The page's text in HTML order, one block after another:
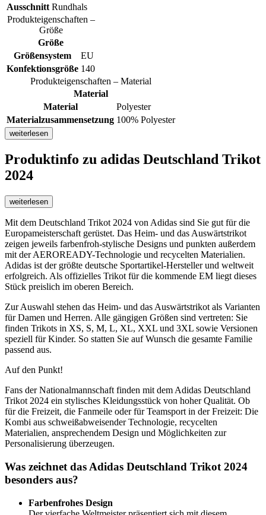
Ausschnitt Rundhals
Produkteigenschaften –
Größe
Größe
Größensystem
EU
Konfektionsgröße 140
Produkteigenschaften – Material
Material
Material
Polyester
Materialzusammensetzung 100% Polyester
weiterlesen
Produktinfo zu adidas Deutschland Trikot
2024
weiterlesen
Mit dem Deutschland Trikot 2024 von Adidas sind Sie gut für die
Europameisterschaft gerüstet. Das Heim- und das Auswärtstrikot
zeigen jeweils farbenfroh-stylische Designs und punkten außerdem
mit der AEROREADY-Technologie und recycelten Materialien.
Adidas ist der größte deutsche Sportartikel-Hersteller und weltweit
erfolgreich. Als offizielles Trikot für die kommende EM liegt dieses
Stück preislich im oberen Bereich.
Zur Auswahl stehen das Heim- und das Auswärtstrikot als Varianten
für Damen und Herren. Alle gängigen Größen sind vertreten: Sie
finden Trikots in XS, S, M, L, XL, XXL und 3XL sowie Versionen
speziell für Kinder. So statten Sie auf Wunsch die gesamte Familie
passend aus.
Auf den Punkt!
Fans der Nationalmannschaft finden mit dem Adidas Deutschland
Trikot 2024 ein stylisches Kleidungsstück von hoher Qualität. Ob
für die Freizeit, die Fanmeile oder für Teamsport in der Freizeit: Die
Kombi aus schweißabweisender Technologie, recycelten
Materialien, ansprechendem Design und Möglichkeiten zur
Personalisierung überzeugen.
Was zeichnet das Adidas Deutschland Trikot 2024
besonders aus?
Farbenfrohes Design